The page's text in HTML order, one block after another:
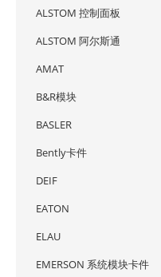
ALSTOM 控制面板
ALSTOM 阿尔斯通
AMAT
B&R模块
BASLER
Bently卡件
DEIF
EATON
ELAU
EMERSON 系统模块卡件